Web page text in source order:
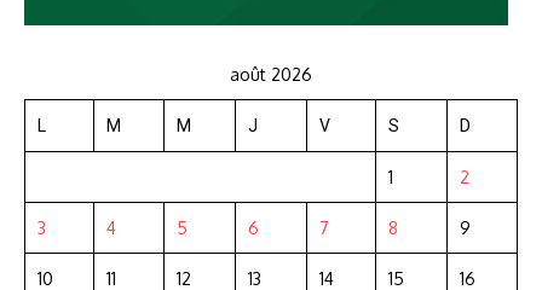
août 2026
L M M J V S D
1 2
3 4 5 6 7 8 9
10 11 12 13 14 15 16